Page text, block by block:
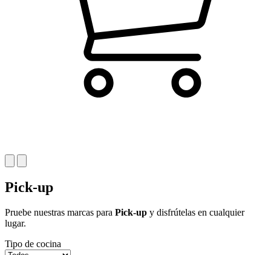
Pick-up
Pruebe nuestras marcas para Pick-up y disfrútelas en cualquier
lugar.
Tipo de cocina